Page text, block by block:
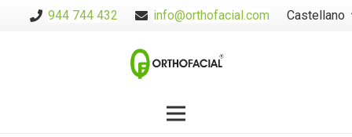
944 744 432 info@orthofacial.com Castellano